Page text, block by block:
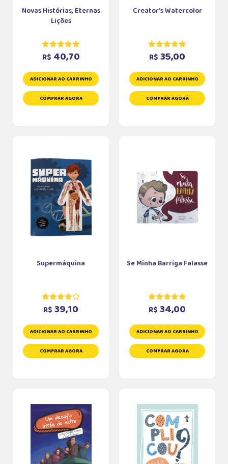
Novas Histórias, Eternas
Lições
R$ 40,70
ADICIONAR AO CARRINHO
COMPRAR AGORA
Creator's Watercolor
R$ 35,00
ADICIONAR AO CARRINHO
COMPRAR AGORA
Supermáquina
R$ 39,10
ADICIONAR AO CARRINHO
COMPRAR AGORA
Se Minha Barriga Falasse
R$ 34,00
ADICIONAR AO CARRINHO
COMPRAR AGORA